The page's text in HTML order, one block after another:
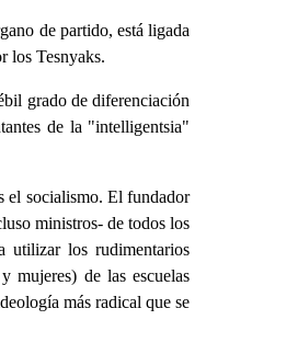
de partido, está ligada
los Tesnyaks.
grado de diferenciación
de la "intelligentsia"
el socialismo. El fundador
ministros- de todos los
utilizar los rudimentarios
mujeres) de las escuelas
más radical que se